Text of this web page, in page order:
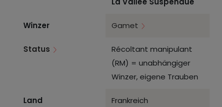
Winzer Gamet
Status
Récoltant manipulant
(RM) = unabhängiger
Winzer, eigene Trauben
Land Frankreich